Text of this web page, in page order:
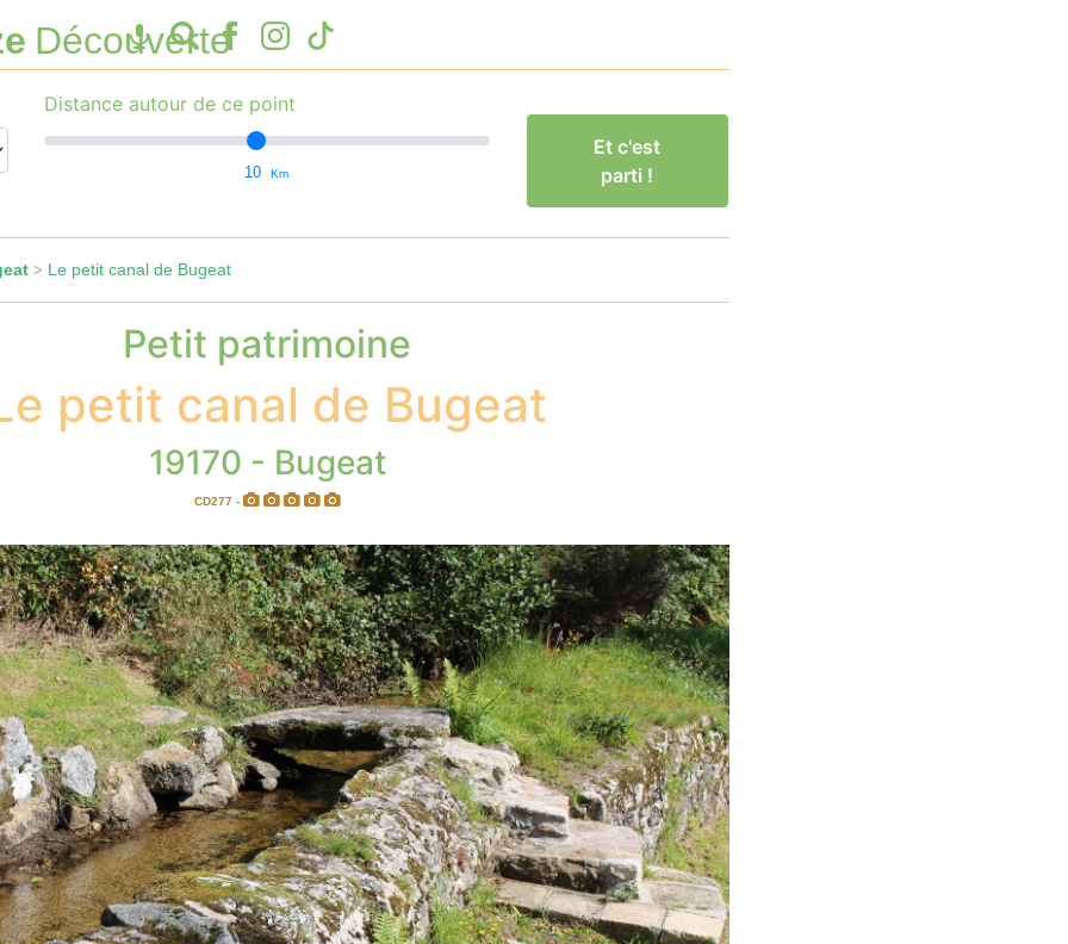
Découverte
Distance autour de ce point
10 Km
Et c'est
parti !
> Le petit canal de Bugeat
Petit patrimoine
petit canal de Bugeat
19170 - Bugeat
CD277 -